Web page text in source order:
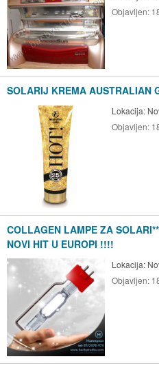
Objavljen:
SOLARIJ KREMA AUSTRALIAN
Lokacija:
Objavljen:
COLLAGEN LAMPE ZA
NOVI HIT U EUROPI !!!!
Lokacija:
Objavljen: